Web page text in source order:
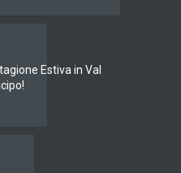
Estiva in Val